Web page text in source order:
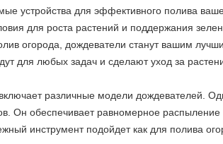
устройства для эффективного полива
для роста растений и поддержания
огорода, дождеватели станут вашим
для любых задач и сделают уход за
различные модели дождевателей.
Он обеспечивает равномерное
инструмент подойдет как для полива